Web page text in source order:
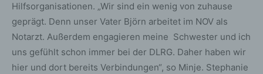
Hilfsorganisationen. „Wir sind ein wenig von zuhause
geprägt. Denn unser Vater Björn arbeitet im NOV als
Notarzt. Außerdem engagieren meine Schwester und ich
uns gefühlt schon immer bei der DLRG. Daher haben wir
hier und dort bereits Verbindungen“, so Minje. Stephanie